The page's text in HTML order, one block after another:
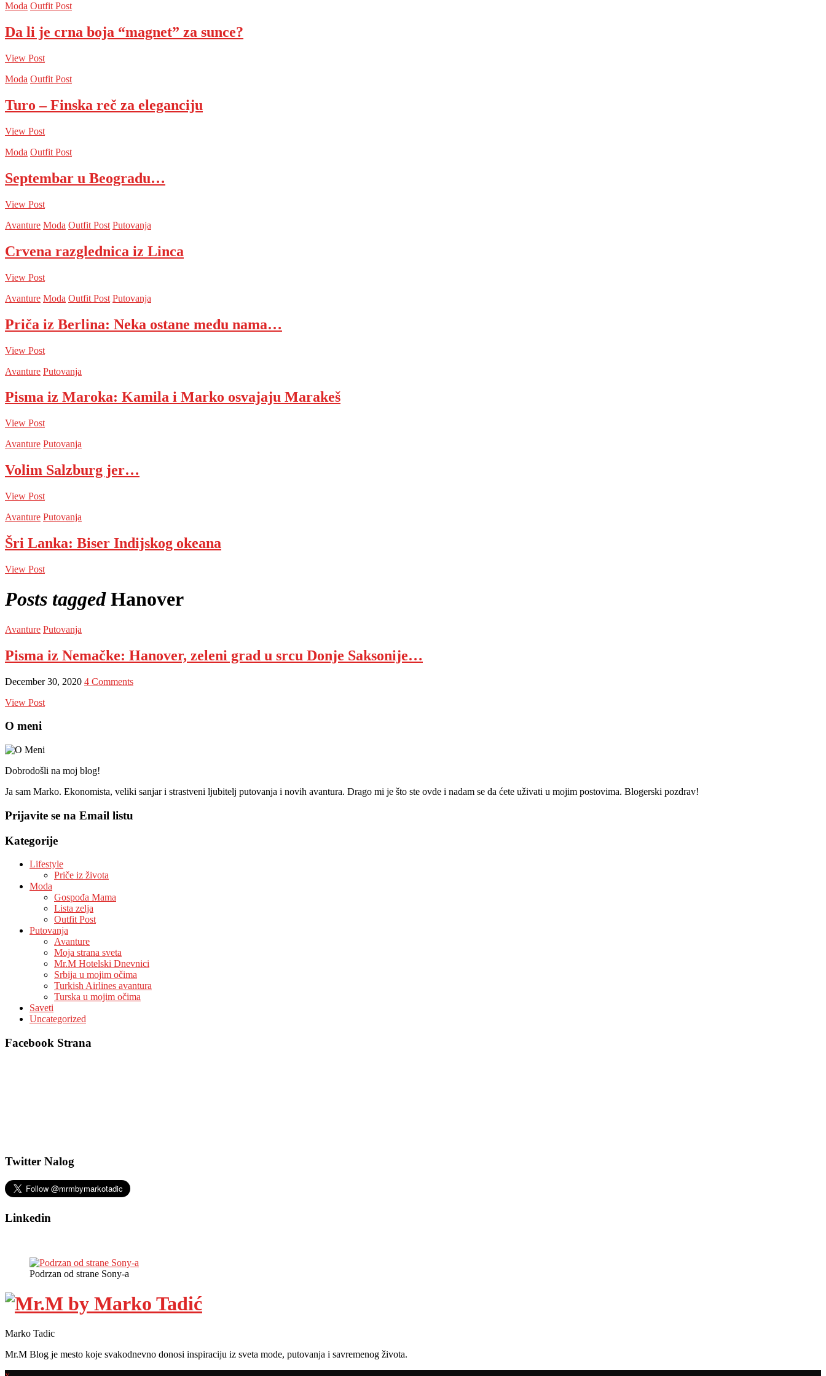
Moda Outfit Post
Da li je crna boja “magnet” za sunce?
View Post
Moda Outfit Post
Turo – Finska reč za eleganciju
View Post
Moda Outfit Post
Septembar u Beogradu…
View Post
Avanture Moda Outfit Post Putovanja
Crvena razglednica iz Linca
View Post
Avanture Moda Outfit Post Putovanja
Priča iz Berlina: Neka ostane među nama…
View Post
Avanture Putovanja
Pisma iz Maroka: Kamila i Marko osvajaju Marakeš
View Post
Avanture Putovanja
Volim Salzburg jer…
View Post
Avanture Putovanja
Šri Lanka: Biser Indijskog okeana
View Post
Posts tagged Hanover
Avanture Putovanja
Pisma iz Nemačke: Hanover, zeleni grad u srcu Donje Saksonije…
December 30, 2020 4 Comments
View Post
O meni
Dobrodošli na moj blog!
Ja sam Marko. Ekonomista, veliki sanjar i strastveni ljubitelj putovanja i novih avantura. Drago mi je što ste ovde i nadam se da ćete uživati u mojim postovima. Blogerski pozdrav!
Prijavite se na Email listu
Kategorije
Lifestyle
Priče iz života
Moda
Gospođa Mama
Lista zelja
Outfit Post
Putovanja
Avanture
Moja strana sveta
Mr.M Hotelski Dnevnici
Srbija u mojim očima
Turkish Airlines avantura
Turska u mojim očima
Saveti
Uncategorized
Facebook Strana
Twitter Nalog
Linkedin
Podrzan od strane Sony-a
Marko Tadic
Mr.M Blog je mesto koje svakodnevno donosi inspiraciju iz sveta mode, putovanja i savremenog života.